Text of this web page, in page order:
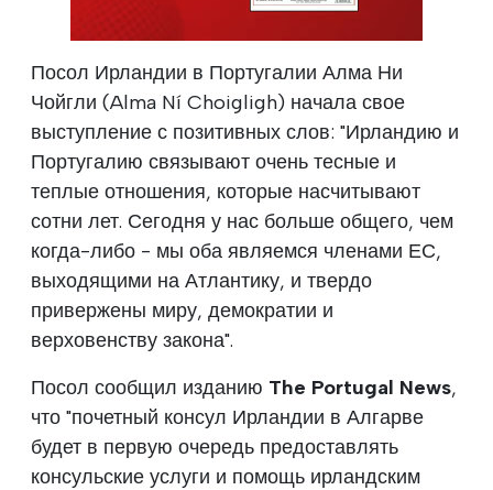
Посол Ирландии в Португалии Алма Ни
Чойгли (Alma Ní Choigligh) начала свое
выступление с позитивных слов: "Ирландию и
Португалию связывают очень тесные и
теплые отношения, которые насчитывают
сотни лет. Сегодня у нас больше общего, чем
когда-либо - мы оба являемся членами ЕС,
выходящими на Атлантику, и твердо
привержены миру, демократии и
верховенству закона".
Посол сообщил изданию The Portugal News,
что "почетный консул Ирландии в Алгарве
будет в первую очередь предоставлять
консульские услуги и помощь ирландским